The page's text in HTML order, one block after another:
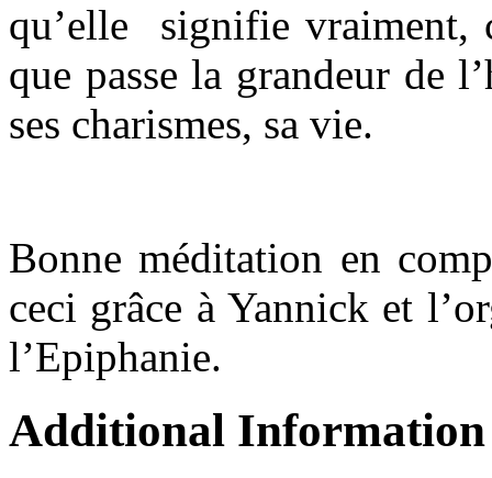
qu’elle signifie vraiment,
que passe la grandeur de
ses charismes, sa vie.
Bonne méditation en
ceci grâce à Yannick et
l’Epiphanie.
Additional Information